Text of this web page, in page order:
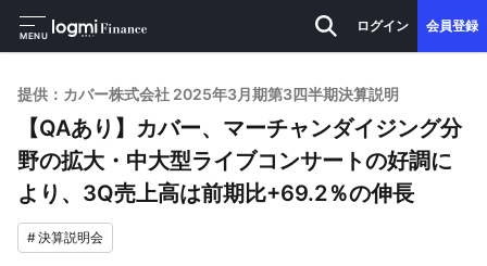
MENU
ログイン 会員登録
提供：カバー株式会社 2025年3月期第3四半期決算説明
【QAあり】カバー、マーチャンダイジング分
野の拡大・中大型ライブコンサートの好調に
より、3Q売上高は前期比+69.2％の伸長
#決算説明会